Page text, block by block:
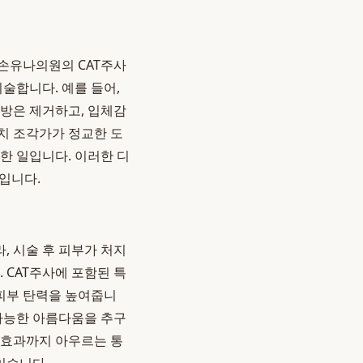
유나의원의 CAT주사
합니다. 예를 들어,
은 제거하고, 입체감
조각가가 정교한 도
일입니다. 이러한 디
니다.
시술 후 피부가 처지
주사에 포함된 특
탄력을 높여줍니
한 아름다움을 추구
과까지 아우르는 통